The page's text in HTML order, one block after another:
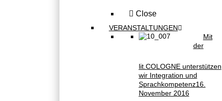
Close
VERANSTALTUNGEN
Mit
der
lit.COLOGNE unterstützen
wir Integration und
Sprachkompetenz16.
November 2016